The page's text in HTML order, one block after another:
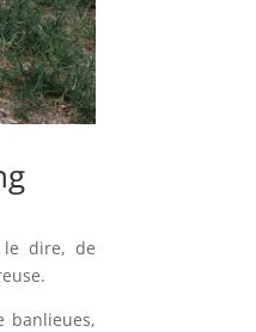
le dire, de
banlieues,